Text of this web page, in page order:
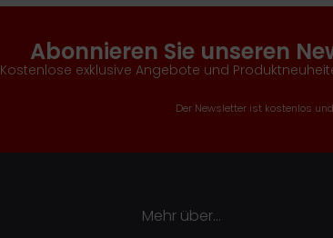
Abonnieren Sie unseren
Kostenlose exklusive Angebote und
Der Newsletter ist kostenlos
Mehr über...